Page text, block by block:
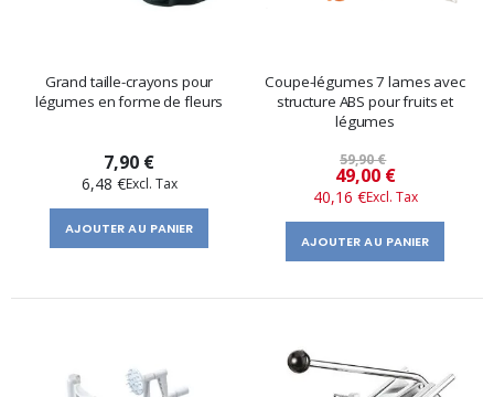
Grand taille-crayons pour
légumes en forme de fleurs
7,90 €
6,48 €
AJOUTER AU PANIER
Coupe-légumes 7 lames avec
structure ABS pour fruits et
légumes
59,90 €
Prix
​​
spécial
49,00 €
40,16 €
AJOUTER AU PANIER